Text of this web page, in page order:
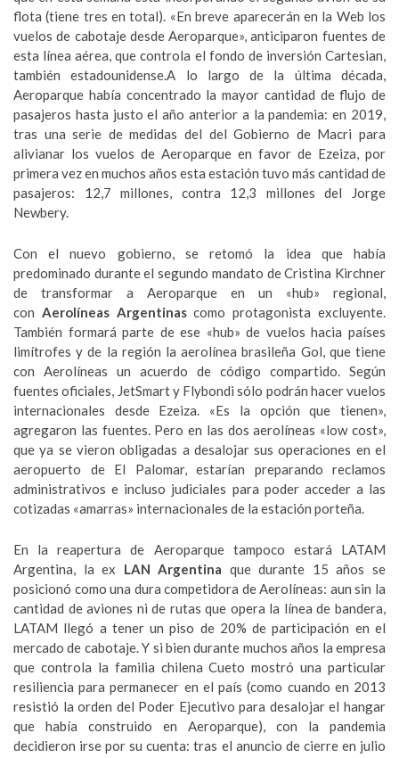
flota (tiene tres en total). «En breve aparecerán en la Web los
vuelos de cabotaje desde Aeroparque», anticiparon fuentes de
esta línea aérea, que controla el fondo de inversión Cartesian,
también estadounidense.A lo largo de la última década,
Aeroparque había concentrado la mayor cantidad de flujo de
pasajeros hasta justo el año anterior a la pandemia: en 2019,
tras una serie de medidas del del Gobierno de Macri para
alivianar los vuelos de Aeroparque en favor de Ezeiza, por
primera vez en muchos años esta estación tuvo más cantidad de
pasajeros: 12,7 millones, contra 12,3 millones del Jorge
Newbery.
Con el nuevo gobierno, se retomó la idea que había
predominado durante el segundo mandato de Cristina Kirchner
de transformar a Aeroparque en un «hub» regional,
con Aerolíneas Argentinascomo protagonista excluyente.
También formará parte de ese «hub» de vuelos hacia países
limítrofes y de la región la aerolínea brasileña Gol, que tiene
con Aerolíneas un acuerdo de código compartido. Según
fuentes oficiales, JetSmart y Flybondi sólo podrán hacer vuelos
internacionales desde Ezeiza. «Es la opción que tienen»,
agregaron las fuentes. Pero en las dos aerolíneas «low cost»,
que ya se vieron obligadas a desalojar sus operaciones en el
aeropuerto de El Palomar, estarían preparando reclamos
administrativos e incluso judiciales para poder acceder a las
cotizadas «amarras» internacionales de la estación porteña.
En la reapertura de Aeroparque tampoco estará LATAM
Argentina, la ex LAN Argentina que durante 15 años se
posicionó como una dura competidora de Aerolíneas: aun sin la
cantidad de aviones ni de rutas que opera la línea de bandera,
LATAM llegó a tener un piso de 20% de participación en el
mercado de cabotaje. Y si bien durante muchos años la empresa
que controla la familia chilena Cueto mostró una particular
resiliencia para permanecer en el país (como cuando en 2013
resistió la orden del Poder Ejecutivo para desalojar el hangar
que había construido en Aeroparque), con la pandemia
decidieron irse por su cuenta: tras el anuncio de cierre en julio